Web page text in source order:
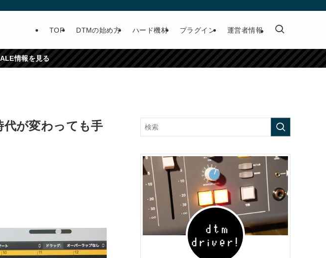
TOP DTMの始め方 ハード機材 プラグイン 運営者情報
情報を見る
が変わっても手